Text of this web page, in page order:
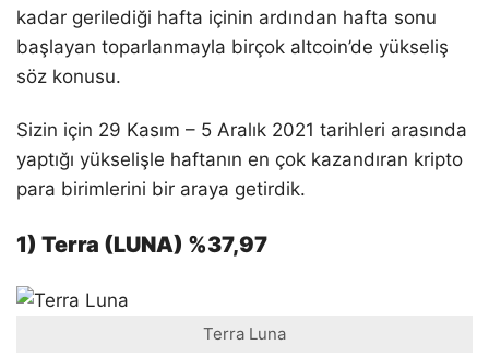
kadar gerilediği hafta içinin ardından hafta sonu
başlayan toparlanmayla birçok altcoin’de yükseliş
söz konusu.
Sizin için 29 Kasım – 5 Aralık 2021 tarihleri arasında
yaptığı yükselişle haftanın en çok kazandıran kripto
para birimlerini bir araya getirdik.
1) Terra (LUNA) %37,97
Terra Luna